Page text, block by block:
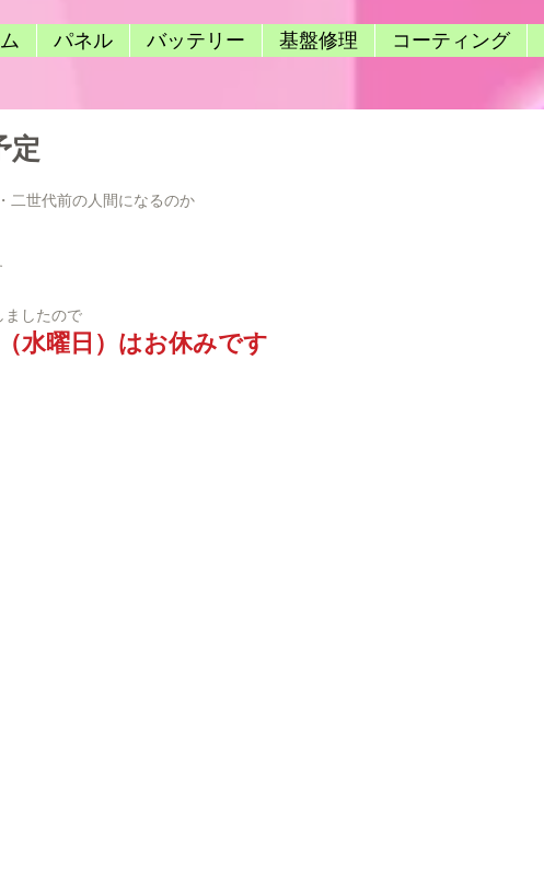
パネル バッテリー 基盤修理 コーティング
定
二世代前の人間になるのか
ましたので
水曜日）はお休みです